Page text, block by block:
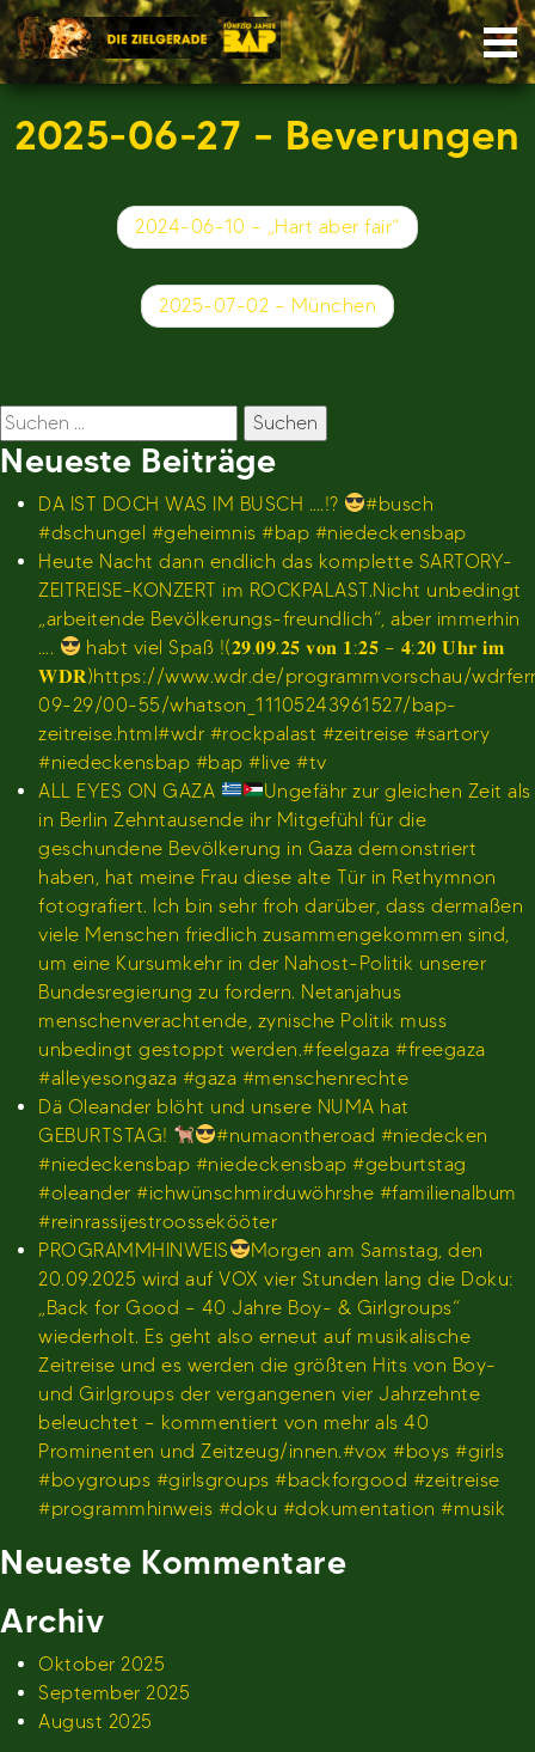
Skip
to
content
2025-06-27 – Beverungen
Beitragsnavigation
2024-06-10 – „Hart aber fair“
2025-07-02 – München
Suchen
nach:
Neueste Beiträge
DA IST DOCH WAS IM BUSCH ….!?
#busch
#dschungel #geheimnis #bap #niedeckensbap
Heute Nacht dann endlich das komplette SARTORY-
ZEITREISE-KONZERT im ROCKPALAST.Nicht unbedingt
„arbeitende Bevölkerungs-freundlich“, aber immerhin
….
habt viel Spaß !(𝟐𝟗.𝟎𝟗.𝟐𝟓 𝐯𝐨𝐧 𝟏:𝟐𝟓 – 𝟒:𝟐𝟎 𝐔𝐡𝐫 𝐢𝐦
𝐖𝐃𝐑)https://www.wdr.de/programmvorschau/
09-29/00-55/whatson_11105243961527/bap-
zeitreise.html#wdr #rockpalast #zeitreise #sartory
#niedeckensbap #bap #live #tv
ALL EYES ON GAZA
Ungefähr zur gleichen Zeit als
in Berlin Zehntausende ihr Mitgefühl für die
geschundene Bevölkerung in Gaza demonstriert
haben, hat meine Frau diese alte Tür in Rethymnon
fotografiert. Ich bin sehr froh darüber, dass dermaßen
viele Menschen friedlich zusammengekommen sind,
um eine Kursumkehr in der Nahost-Politik unserer
Bundesregierung zu fordern. Netanjahus
menschenverachtende, zynische Politik muss
unbedingt gestoppt werden.#feelgaza #freegaza
#alleyesongaza #gaza #menschenrechte
Dä Oleander blöht und unsere NUMA hat
GEBURTSTAG!
#numaontheroad #niedecken
#niedeckensbap #niedeckensbap #geburtstag
#oleander #ichwünschmirduwöhrshe #familienalbum
#reinrassijestroossekööter
PROGRAMMHINWEIS
Morgen am Samstag, den
20.09.2025 wird auf VOX vier Stunden lang die Doku:
„Back for Good – 40 Jahre Boy- & Girlgroups“
wiederholt. Es geht also erneut auf musikalische
Zeitreise und es werden die größten Hits von Boy-
und Girlgroups der vergangenen vier Jahrzehnte
beleuchtet – kommentiert von mehr als 40
Prominenten und Zeitzeug/innen.#vox #boys #girls
#boygroups #girlsgroups #backforgood #zeitreise
#programmhinweis #doku #dokumentation #musik
Neueste Kommentare
Archiv
Oktober 2025
September 2025
August 2025